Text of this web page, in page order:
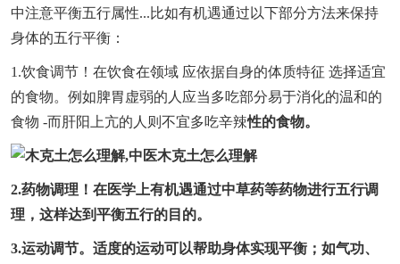
中注意平衡五行属性...比如有机遇通过以下部分方法来保持
身体的五行平衡：
1.饮食调节！在饮食在领域 应依据自身的体质特征 选择适宜
的食物。例如脾胃虚弱的人应当多吃部分易于消化的温和的
食物 -而肝阳上亢的人则不宜多吃辛辣性的食物。
2.药物调理！在医学上有机遇通过中草药等药物进行五行调
理，这样达到平衡五行的目的。
3.运动调节。适度的运动可以帮助身体实现平衡；如气功、